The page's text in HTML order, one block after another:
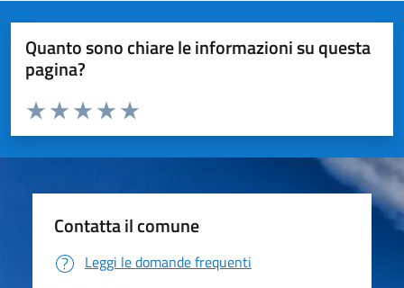
Quanto sono chiare le informazioni su questa
pagina?
Valuta da 1 a 5 stelle la pagina
Valuta 5 stelle su 5
Valuta 4 stelle su 5
Valuta 3 stelle su 5
Valuta 2 stelle su 5
Valuta 1 stelle su 5
Contatta il comune
Leggi le domande frequenti